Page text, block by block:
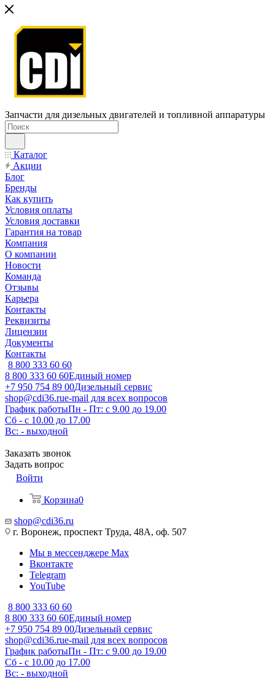
Запчасти для дизельных двигателей и топливной аппаратуры
Каталог
Акции
Блог
Бренды
Как купить
Условия оплаты
Условия доставки
Гарантия на товар
Компания
О компании
Новости
Команда
Отзывы
Карьера
Контакты
Реквизиты
Лицензии
Документы
Контакты
8 800 333 60 60
8 800 333 60 60Единый номер
+7 950 754 89 00Дизельный сервис
shop@cdi36.rue-mail для всех вопросов
График работыПн - Пт: с 9.00 до 19.00
Сб - с 10.00 до 17.00
Вс: - выходной
Заказать звонок
Задать вопрос
Войти
Корзина0
shop@cdi36.ru
г. Воронеж, проспект Труда, 48А, оф. 507
Мы в мессенджере Max
Вконтакте
Telegram
YouTube
8 800 333 60 60
8 800 333 60 60Единый номер
+7 950 754 89 00Дизельный сервис
shop@cdi36.rue-mail для всех вопросов
График работыПн - Пт: с 9.00 до 19.00
Сб - с 10.00 до 17.00
Вс: - выходной